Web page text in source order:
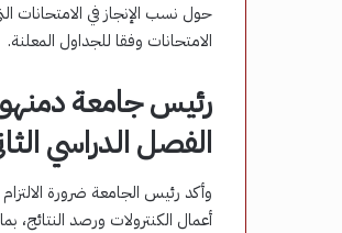
حول نسب الإنجاز في الامتحانات
الامتحانات وفقا للجداول المعلنة.
رئيس جامعة
الفصل الدراسي
وأكد رئيس الجامعة ضرورة
أعمال الكنترولات ورصد